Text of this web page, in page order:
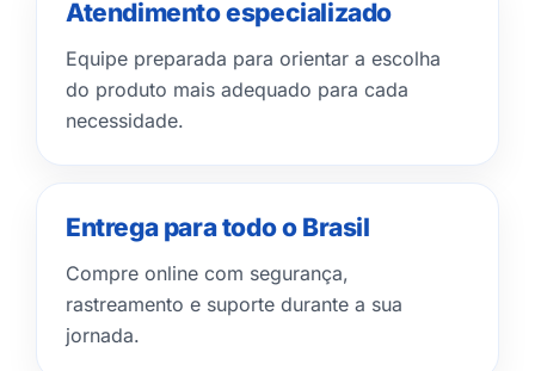
Atendimento especializado
Equipe preparada para orientar a escolha
do produto mais adequado para cada
necessidade.
Entrega para todo o Brasil
Compre online com segurança,
rastreamento e suporte durante a sua
jornada.